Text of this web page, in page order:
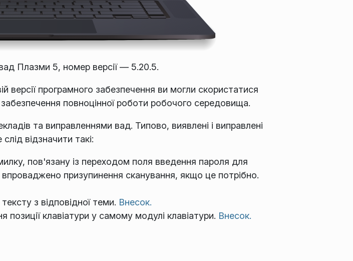
Плазми 5, номер версії — 5.20.5.
версії програмного забезпечення ви могли скористатися
повноцінної роботи робочого середовища.
та виправленнями вад. Типово, виявлені і виправлені
відзначити такі:
пов'язану із переходом поля введення пароля для
призупинення сканування, якщо це потрібно.
з відповідної теми. Внесок.
клавіатури у самому модулі клавіатури. Внесок.